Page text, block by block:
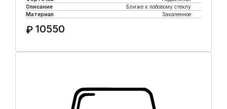
Описание
Ближе к лобовому стеклу
Материал
Закаленное
₽ 10550